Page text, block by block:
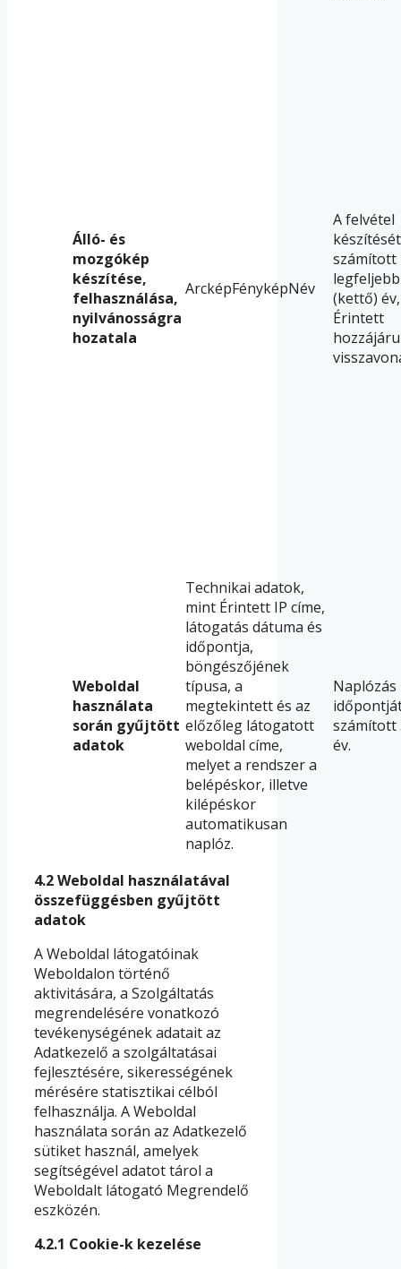
Álló- és
mozgókép
készítése,
felhasználása,
nyilvánosságra
hozatala
ArcképFényképNév
A felvétel
számított
(kettő)
Érintett
Weboldal
használata
során gyűjtött
adatok
Technikai adatok,
mint Érintett IP címe,
látogatás dátuma és
időpontja,
böngészőjének
típusa, a
megtekintett és az
előzőleg látogatott
weboldal címe,
melyet a rendszer a
belépéskor, illetve
kilépéskor
automatikusan
naplóz.
Naplózás
számított
év.
4.2Weboldal használatával
összefüggésben gyűjtött
adatok
A Weboldal látogatóinak
Weboldalon történő
aktivitására, a Szolgáltatás
megrendelésére vonatkozó
tevékenységének adatait az
Adatkezelő a szolgáltatásai
fejlesztésére, sikerességének
mérésére statisztikai célból
felhasználja. A Weboldal
használata során az Adatkezelő
sütiket használ, amelyek
segítségével adatot tárol a
Weboldalt látogató Megrendelő
eszközén.
4.2.1 Cookie-k kezelése